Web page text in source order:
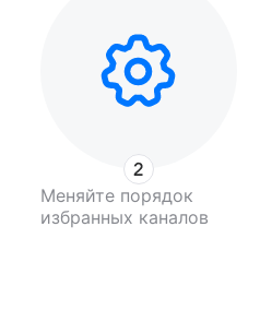
Меняйте порядок
избранных каналов